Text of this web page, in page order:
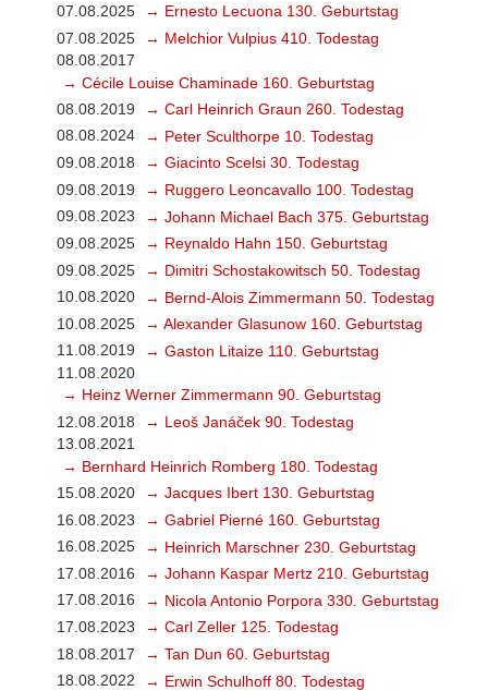
07.08.2025
→ Ernesto Lecuona 130. Geburtstag
07.08.2025
→ Melchior Vulpius 410. Todestag
08.08.2017
→ Cécile Louise Chaminade 160. Geburtstag
08.08.2019
→ Carl Heinrich Graun 260. Todestag
08.08.2024
→ Peter Sculthorpe 10. Todestag
09.08.2018
→ Giacinto Scelsi 30. Todestag
09.08.2019
→ Ruggero Leoncavallo 100. Todestag
09.08.2023
→ Johann Michael Bach 375. Geburtstag
09.08.2025
→ Reynaldo Hahn 150. Geburtstag
09.08.2025
→ Dimitri Schostakowitsch 50. Todestag
10.08.2020
→ Bernd-Alois Zimmermann 50. Todestag
10.08.2025
→ Alexander Glasunow 160. Geburtstag
11.08.2019
→ Gaston Litaize 110. Geburtstag
11.08.2020
→ Heinz Werner Zimmermann 90. Geburtstag
12.08.2018
→ Leoš Janáček 90. Todestag
13.08.2021
→ Bernhard Heinrich Romberg 180. Todestag
15.08.2020
→ Jacques Ibert 130. Geburtstag
16.08.2023
→ Gabriel Pierné 160. Geburtstag
16.08.2025
→ Heinrich Marschner 230. Geburtstag
17.08.2016
→ Johann Kaspar Mertz 210. Geburtstag
17.08.2016
→ Nicola Antonio Porpora 330. Geburtstag
17.08.2023
→ Carl Zeller 125. Todestag
18.08.2017
→ Tan Dun 60. Geburtstag
18.08.2022
→ Erwin Schulhoff 80. Todestag